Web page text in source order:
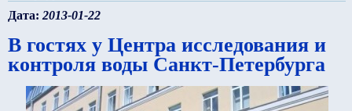
Дата: 2013-01-22
В гостях у Центра исследования и
контроля воды Санкт-Петербурга